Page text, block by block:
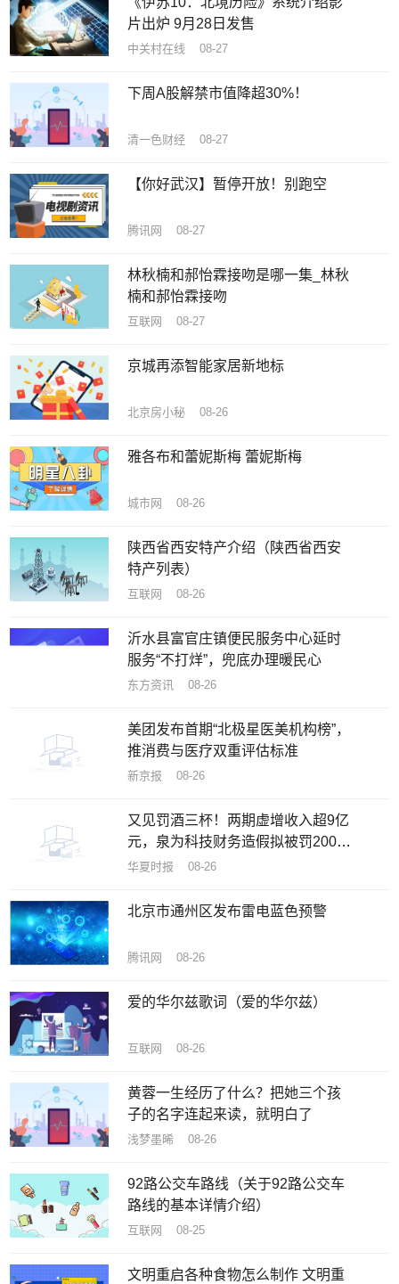
片出炉 9月28日发售
中关村在线 08-27
下周A股解禁市值降超30%！
清一色财经 08-27
【你好武汉】暂停开放！别跑空
腾讯网 08-27
林秋楠和郝怡霖接吻是哪一集_林秋
楠和郝怡霖接吻
互联网 08-27
京城再添智能家居新地标
北京房小秘 08-26
雅各布和蕾妮斯梅 蕾妮斯梅
城市网 08-26
陕西省西安特产介绍（陕西省西安
特产列表）
互联网 08-26
沂水县富官庄镇便民服务中心延时
服务“不打烊”，兜底办理暖民心
东方资讯 08-26
美团发布首期“北极星医美机构榜”，
推消费与医疗双重评估标准
新京报 08-26
又见罚酒三杯！两期虚增收入超9亿
元，泉为科技财务造假拟被罚200万
元
华夏时报 08-26
北京市通州区发布雷电蓝色预警
腾讯网 08-26
爱的华尔兹歌词（爱的华尔兹）
互联网 08-26
黄蓉一生经历了什么？把她三个孩
子的名字连起来读，就明白了
浅梦墨晞 08-26
92路公交车路线（关于92路公交车
路线的基本详情介绍）
互联网 08-25
文明重启各种食物怎么制作 文明重